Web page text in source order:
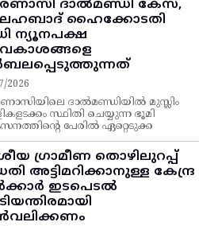
ദാൽമണ്ഡി കേസ്,
ഹൈക്കോടതി
ന്യൂനപക്ഷ
2026
ദാൽമണ്ഡിയിൽ മുസ്ലിം
സ്ഥിതി ചെയ്യുന്ന ഭൂമി
പേരിൽ ഏറ്റെടുക്ക
ഗ്രാമീണ തൊഴിലുറപ്പ്‌
അട്ടിമറിക്കാനുള്ള കേന്ദ്ര
ഇടപെടല്‍